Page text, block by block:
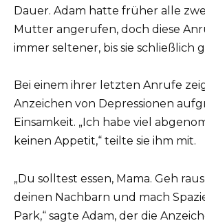
Dauer. Adam hatte früher alle
Mutter angerufen, doch diese
immer seltener, bis sie schließlich
Bei einem ihrer letzten Anrufe
Anzeichen von Depressionen
Einsamkeit. „Ich habe viel
keinen Appetit,“ teilte sie ihm mit.
„Du solltest essen, Mama. Geh
deinen Nachbarn und mach
Park,“ sagte Adam, der die